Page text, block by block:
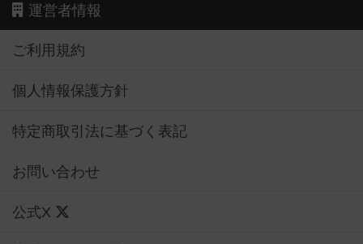
運営者情報
ご利用規約
個人情報保護方針
特定商取引法に基づく表記
お問い合わせ
公式X